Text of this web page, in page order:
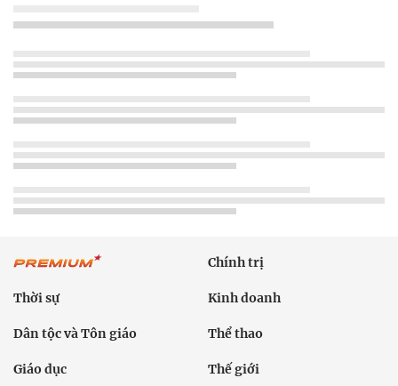
Chính trị
Thời sự Kinh doanh
Dân tộc và Tôn giáo Thể thao
Giáo dục Thế giới